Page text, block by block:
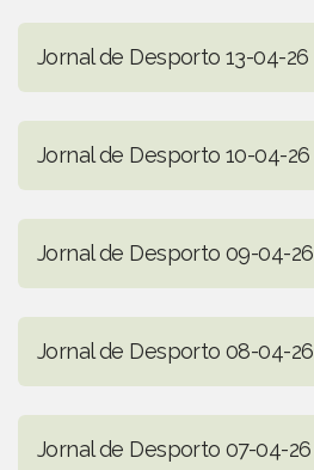
Jornal de Desporto 13-04-26
Jornal de Desporto 10-04-26
Jornal de Desporto 09-04-26
Jornal de Desporto 08-04-26
Jornal de Desporto 07-04-26